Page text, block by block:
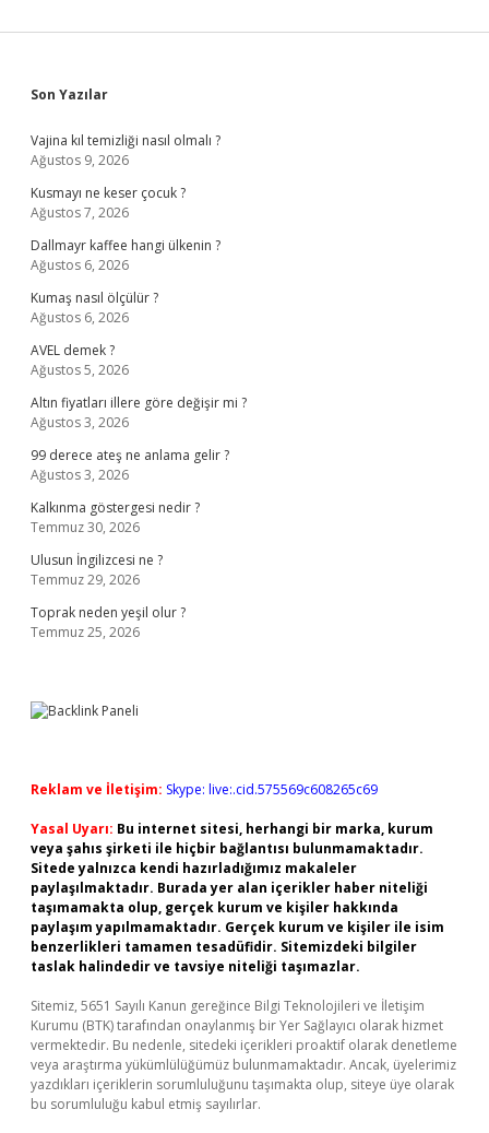
Sidebar
Son Yazılar
Vajina kıl temizliği nasıl olmalı ?
Ağustos 9, 2026
Kusmayı ne keser çocuk ?
Ağustos 7, 2026
Dallmayr kaffee hangi ülkenin ?
Ağustos 6, 2026
Kumaş nasıl ölçülür ?
Ağustos 6, 2026
AVEL demek ?
Ağustos 5, 2026
Altın fiyatları illere göre değişir mi ?
Ağustos 3, 2026
99 derece ateş ne anlama gelir ?
Ağustos 3, 2026
Kalkınma göstergesi nedir ?
Temmuz 30, 2026
Ulusun İngilizcesi ne ?
Temmuz 29, 2026
Toprak neden yeşil olur ?
Temmuz 25, 2026
Reklam ve İletişim: Skype: live:.cid.575569c608265c69
Yasal Uyarı: Bu internet sitesi, herhangi bir marka, kurum
veya şahıs şirketi ile hiçbir bağlantısı bulunmamaktadır.
Sitede yalnızca kendi hazırladığımız makaleler
paylaşılmaktadır. Burada yer alan içerikler haber niteliği
taşımamakta olup, gerçek kurum ve kişiler hakkında
paylaşım yapılmamaktadır. Gerçek kurum ve kişiler ile isim
benzerlikleri tamamen tesadüfidir. Sitemizdeki bilgiler
taslak halindedir ve tavsiye niteliği taşımazlar.
Sitemiz, 5651 Sayılı Kanun gereğince Bilgi Teknolojileri ve İletişim
Kurumu (BTK) tarafından onaylanmış bir Yer Sağlayıcı olarak hizmet
vermektedir. Bu nedenle, sitedeki içerikleri proaktif olarak denetleme
veya araştırma yükümlülüğümüz bulunmamaktadır. Ancak, üyelerimiz
yazdıkları içeriklerin sorumluluğunu taşımakta olup, siteye üye olarak
bu sorumluluğu kabul etmiş sayılırlar.